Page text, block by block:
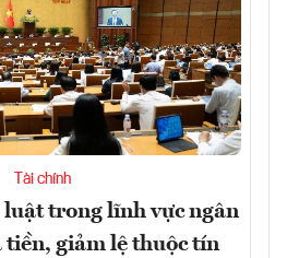
Tài chính
luật trong lĩnh vực ngân
tiền, giảm lệ thuộc tín